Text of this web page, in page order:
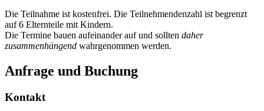
Die Teilnahme ist kostenfrei. Die Teilnehmendenzahl ist begrenzt
auf 6 Elternteile mit Kindern.
Die Termine bauen aufeinander auf und sollten daher
zusammenhängend wahrgenommen werden.
Anfrage und Buchung
Kontakt